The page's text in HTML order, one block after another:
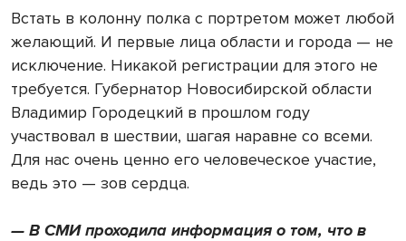
Встать в колонну полка с портретом может любой
желающий. И первые лица области и города — не
исключение. Никакой регистрации для этого не
требуется. Губернатор Новосибирской области
Владимир Городецкий в прошлом году
участвовал в шествии, шагая наравне со всеми.
Для нас очень ценно его человеческое участие,
ведь это — зов сердца.
— В СМИ проходила информация о том, что в